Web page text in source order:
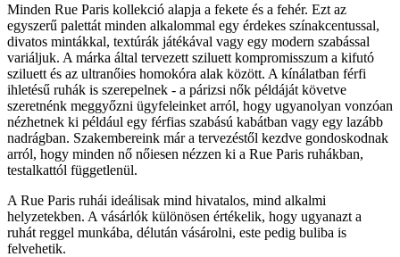
Minden Rue Paris kollekció alapja a fekete és a fehér. Ezt az
egyszerű palettát minden alkalommal egy érdekes színakcentussal,
divatos mintákkal, textúrák játékával vagy egy modern szabással
variáljuk. A márka által tervezett sziluett kompromisszum a kifutó
sziluett és az ultranőies homokóra alak között. A kínálatban férfi
ihletésű ruhák is szerepelnek - a párizsi nők példáját követve
szeretnénk meggyőzni ügyfeleinket arról, hogy ugyanolyan vonzóan
nézhetnek ki például egy férfias szabású kabátban vagy egy lazább
nadrágban. Szakembereink már a tervezéstől kezdve gondoskodnak
arról, hogy minden nő nőiesen nézzen ki a Rue Paris ruhákban,
testalkattól függetlenül.
A Rue Paris ruhái ideálisak mind hivatalos, mind alkalmi
helyzetekben. A vásárlók különösen értékelik, hogy ugyanazt a
ruhát reggel munkába, délután vásárolni, este pedig buliba is
felvehetik.